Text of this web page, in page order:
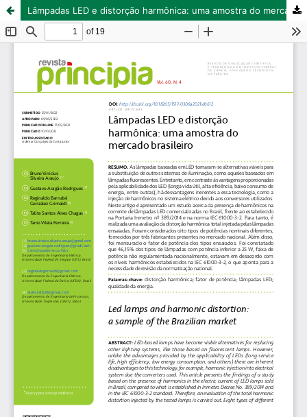
Lâmpadas LED e distorção harmônica: uma amostra do mercado brasileiro